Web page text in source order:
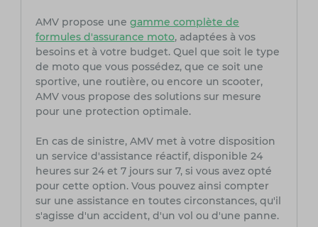
AMV propose une gamme complète de
formules d'assurance moto, adaptées à vos
besoins et à votre budget. Quel que soit le type
de moto que vous possédez, que ce soit une
sportive, une routière, ou encore un scooter,
AMV vous propose des solutions sur mesure
pour une protection optimale.
En cas de sinistre, AMV met à votre disposition
un service d'assistance réactif, disponible 24
heures sur 24 et 7 jours sur 7, si vous avez opté
pour cette option. Vous pouvez ainsi compter
sur une assistance en toutes circonstances, qu'il
s'agisse d'un accident, d'un vol ou d'une panne.